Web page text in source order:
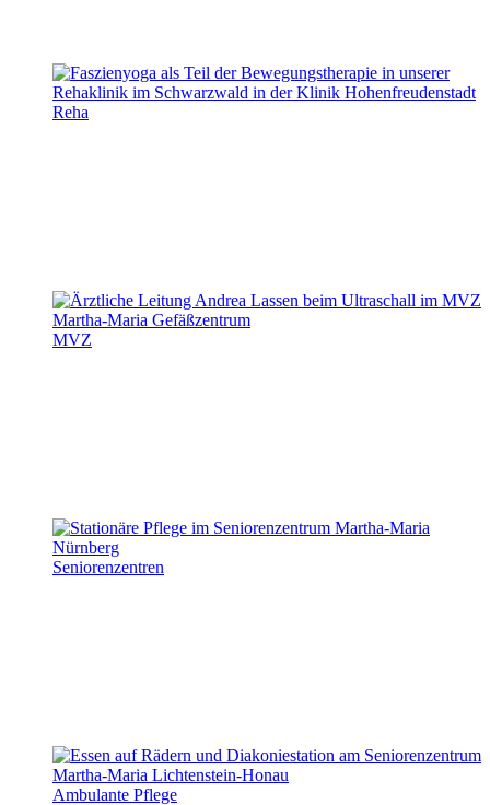
Reha
MVZ
Seniorenzentren
Ambulante Pflege